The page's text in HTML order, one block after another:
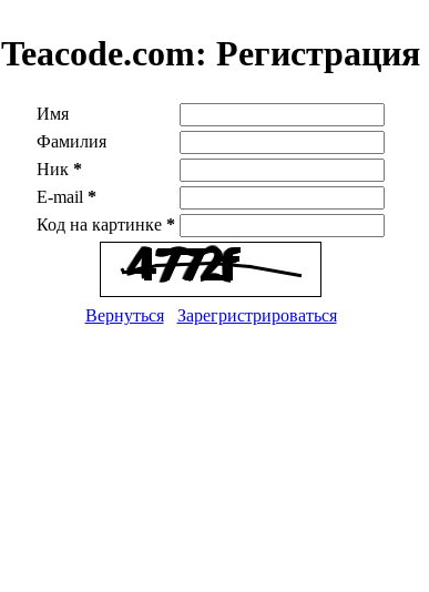
Teacode.com: Регистрация
Имя
Фамилия
Ник *
E-mail *
Код на картинке *
Вернуться Зарегристрироваться